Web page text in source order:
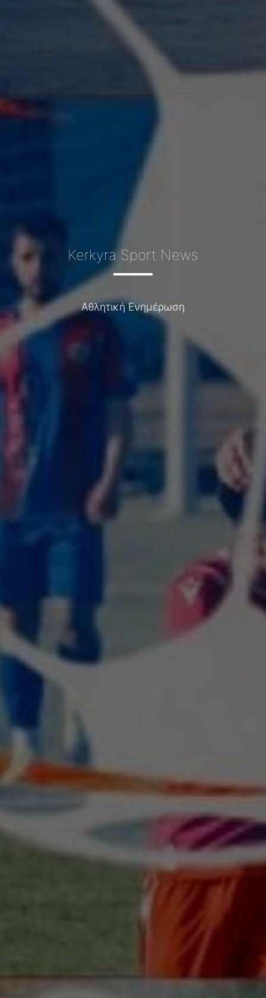
Kerkyra Sport News
Αθλητική Ενημέρωση